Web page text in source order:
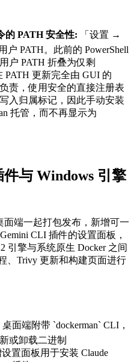
的 PATH 安全性:
「设置 →
PATH。此前的 PowerShell
户 PATH 折叠为仅剩
PATH 更新完全由 GUI 的
责，使用安全的直接注册表
入归属标记，因此手动安装
托管，而不再显示为
与 Windows 引擎
面端一起打包发布，新增可一
CLI 插件的设置面板，
引擎与系统原生 Docker 之间
、Trivy 更新和构建页面进行
桌面端附带 `dockerman` CLI，
或卸载二进制
置面板用于安装 Claude